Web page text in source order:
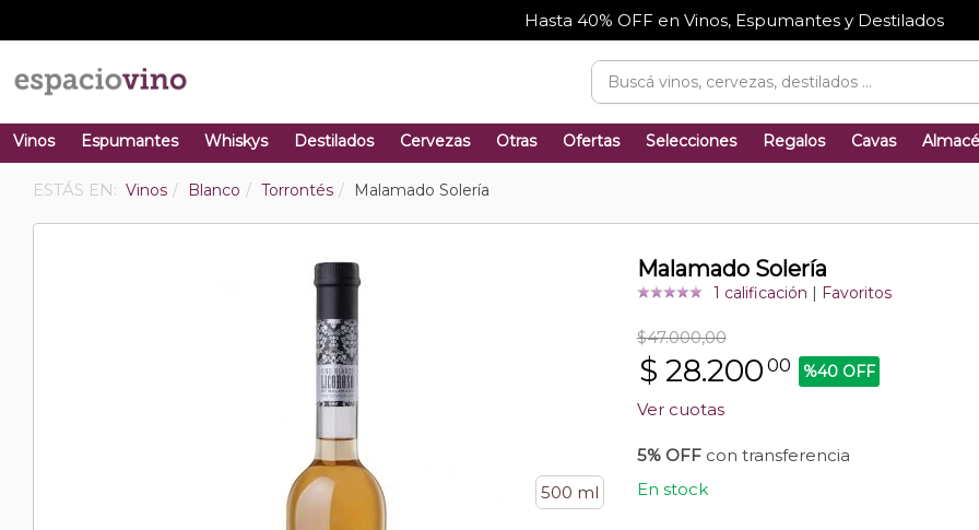
Hasta 40% OFF en Vinos, Espumantes y Destilados
Vinos Espumantes Whiskys Destilados Cervezas Otras Ofertas Selecciones Regalos Cavas
ESTÁS EN: Vinos Blanco Torrontés Malamado Solería
500 ml
Malamado Solería
1 calificación Favoritos
$47.000,00
$ 28.200 00 %40 OFF
Ver cuotas
5% OFFcon transferencia
En stock